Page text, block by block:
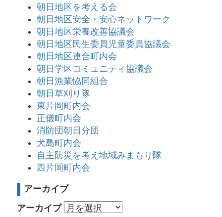
朝日地区を考える会
朝日地区安全・安心ネットワーク
朝日地区栄養改善協議会
朝日地区民生委員児童委員協議会
朝日地区連合町内会
朝日学区コミュニティ協議会
朝日漁業恊同組合
朝日草刈り隊
東片岡町内会
正儀町内会
消防団朝日分団
犬島町内会
自主防災を考え地域みまもり隊
西片岡町内会
アーカイブ
アーカイブ